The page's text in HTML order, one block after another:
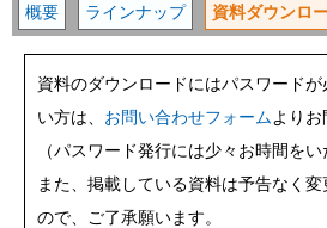
概要 ラインナップ 資料ダウンロ
資料のダウンロードにはパスワード
い方は、 お問い合わせフォームよりお
（パスワード発行には少々お時間をい
また、掲載している資料は予告なく
ので、ご了承願います。